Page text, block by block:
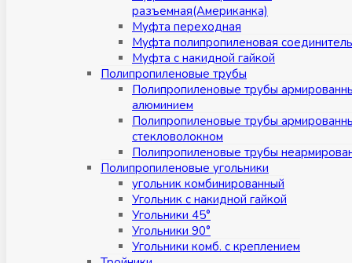
разъемная(Американка)
Муфта переходная
Муфта полипропиленовая
Муфта с накидной гайкой
Полипропиленовые трубы
Полипропиленовые трубы
алюминием
Полипропиленовые трубы
стекловолокном
Полипропиленовые трубы
Полипропиленовые угольники
угольник комбинированный
Угольник с накидной гайкой
Угольники 45°
Угольники 90°
Угольники комб. с креплением